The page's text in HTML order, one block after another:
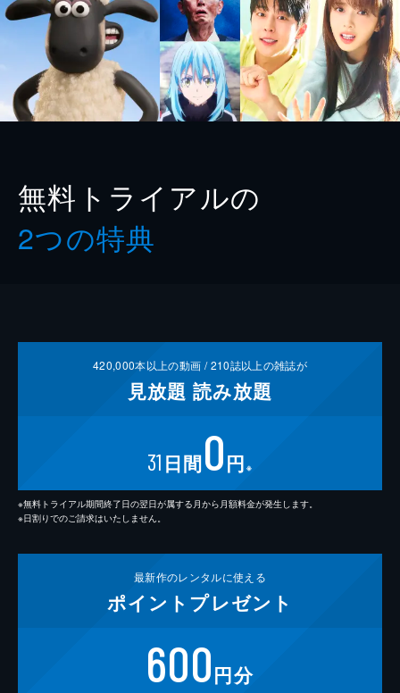
無料トライアルの
2つの特典
420,000本以上の動画 /210誌以上の雑誌が
見放題 読み放題
31 日間0円 ※
※無料トライアル期間終了日の翌日が属する月から月額料金が発生します。
※日割りでのご請求はいたしません。
最新作のレンタルに使える
ポイント プレゼント
600円分